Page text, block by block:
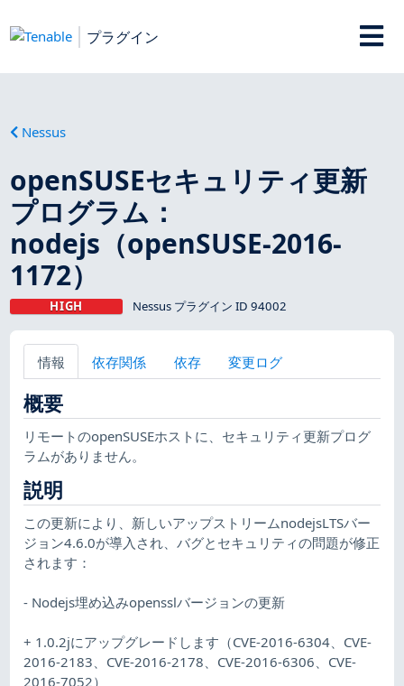
プラグイン
Nessus
openSUSEセキュリティ更新
プログラム：
nodejs（openSUSE-2016-
1172）
HIGH Nessus プラグイン ID 94002
情報 依存関係 依存 変更ログ
概要
リモートのopenSUSEホストに、セキュリティ更新プログ
ラムがありません。
説明
この更新により、新しいアップストリームnodejsLTSバー
ジョン4.6.0が導入され、バグとセキュリティの問題が修正
されます：
- Nodejs埋め込みopensslバージョンの更新
+ 1.0.2jにアップグレードします（CVE-2016-6304、CVE-
2016-2183、CVE-2016-2178、CVE-2016-6306、CVE-
2016-7052）